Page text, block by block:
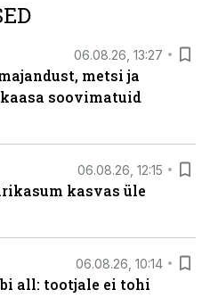
06.08.26, 13:27
metsi ja
soovimatuid
06.08.26, 12:15
kasvas üle
06.08.26, 10:14
all: tootjale ei tohi